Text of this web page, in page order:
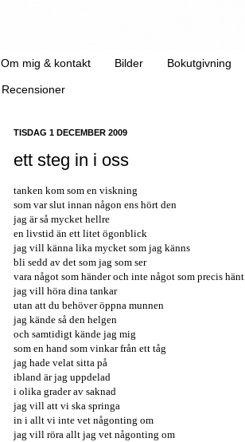
Om mig & kontakt Bilder Bokutgivning
Recensioner
TISDAG 1 DECEMBER 2009
ett steg in i oss
tanken kom som en viskning
som var slut innan någon ens hört den
jag är så mycket hellre
en livstid än ett litet ögonblick
jag vill känna lika mycket som jag känns
bli sedd av det som jag som ser
vara något som händer och inte något som precis hänt
jag vill höra dina tankar
utan att du behöver öppna munnen
jag kände så den helgen
och samtidigt kände jag mig
som en hand som vinkar från ett tåg
jag hade velat sitta på
ibland är jag uppdelad
i olika grader av saknad
jag vill att vi ska springa
in i allt vi inte vet någonting om
jag vill röra allt jag vet någonting om